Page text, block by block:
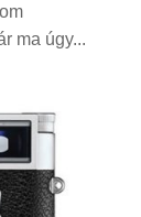
ma úgy...